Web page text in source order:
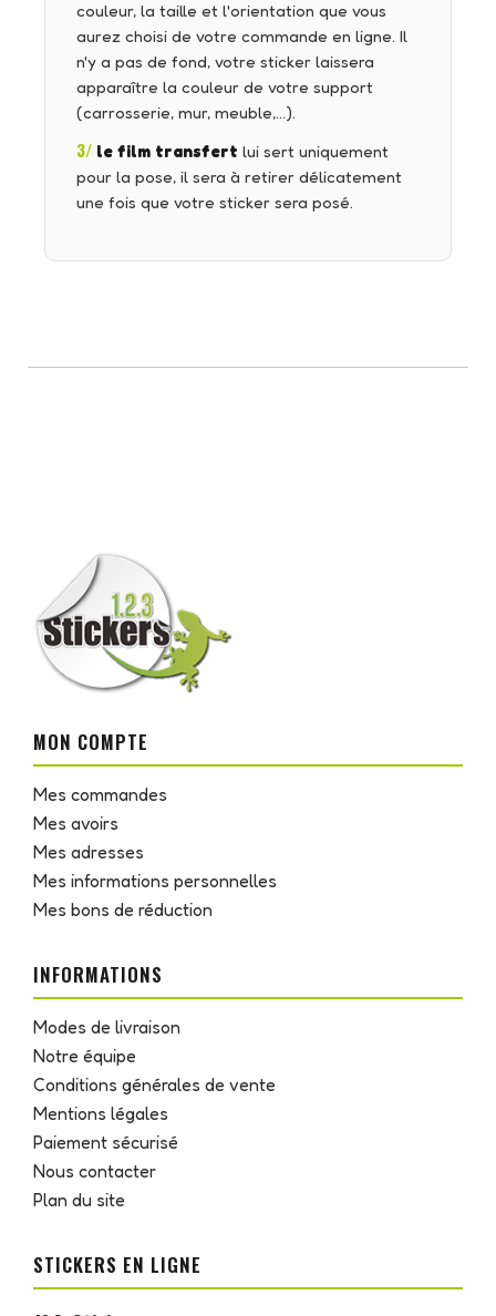
couleur, la taille et l'orientation que vous
aurez choisi de votre commande en ligne. Il
n'y a pas de fond, votre sticker laissera
apparaître la couleur de votre support
(carrosserie, mur, meuble,…).
3/ le film transfert lui sert uniquement
pour la pose, il sera à retirer délicatement
une fois que votre sticker sera posé.
MON COMPTE
Mes commandes
Mes avoirs
Mes adresses
Mes informations personnelles
Mes bons de réduction
INFORMATIONS
Modes de livraison
Notre équipe
Conditions générales de vente
Mentions légales
Paiement sécurisé
Nous contacter
Plan du site
STICKERS EN LIGNE